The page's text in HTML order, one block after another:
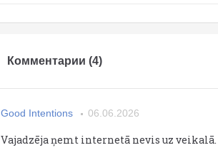
Комментарии (4)
Good Intentions 06.06.2026
Vajadzēja ņemt internetā nevis uz veikalā.